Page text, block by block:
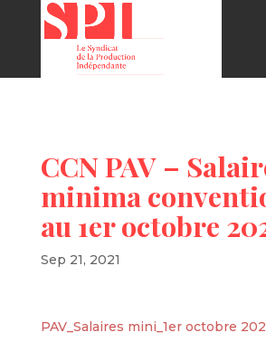
CCN PAV –
minima
au 1er octobre
Sep 21, 2021
PAV_Salaires mini_1er octobre